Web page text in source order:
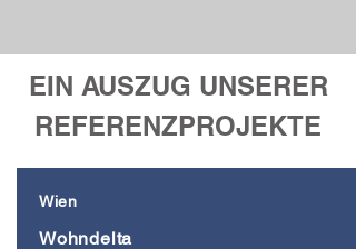
EIN AUSZUG UNSERER
REFERENZPROJEKTE
Wien
Wohndelta